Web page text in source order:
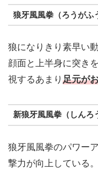
狼牙風風拳（ろうがふ
狼になりきり素早い
顔面と上半身に突き
視するあまり 足元が
新狼牙風風拳（しんろ
狼牙風風拳のパワー
撃力が向上している。